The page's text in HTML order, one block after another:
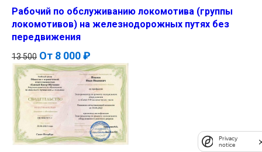
Рабочий по обслуживанию локомотива (группы
локомотивов) на железнодорожных путях без
передвижения
13 500 От 8 000 ₽
Privacy
notice